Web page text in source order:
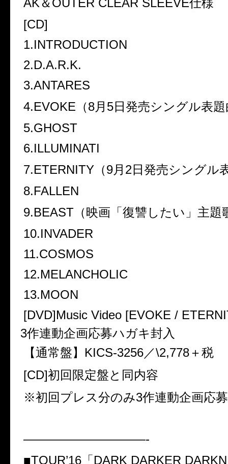
AK＆OUTER CLEAR SLEEVE仕様
[CD]
1.INTRODUCTION
2.D.A.R.K.
3.ANTARES
4.EVOKE（8月5日発売シングル表
5.GHOST
6.ILLUMINATI
7.ETERNITY（9月2日発売シングル
8.FALLEN
9.BEAST（映画「復讐したい」主題
10.INVADER
11.COSMOS
12.MELANCHOLIC
13.MOON
[DVD]Music Video [EVOKE /
3作連動企画応募ハガキ封入
【通常盤】KICS-3256／\2,778＋税
[CD]初回限定盤と同内容
※初回プレス分のみ3作連動企画応
——————————-
■TOUR’16「DARK DARKER